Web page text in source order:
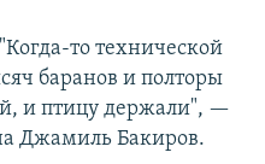
то технической
баранов и полторы
и птицу держали", —
Джамиль Бакиров.